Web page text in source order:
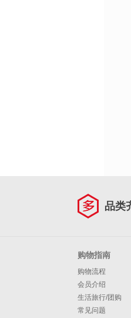
品类
购物指南
购物流程
会员介绍
生活旅行/团购
常见问题